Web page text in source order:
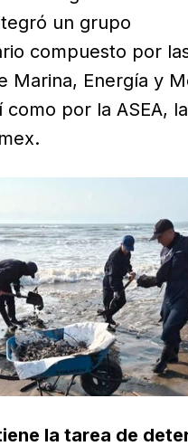
un grupo
compuesto por
Marina, Energía y
como por la ASEA, la
la tarea de